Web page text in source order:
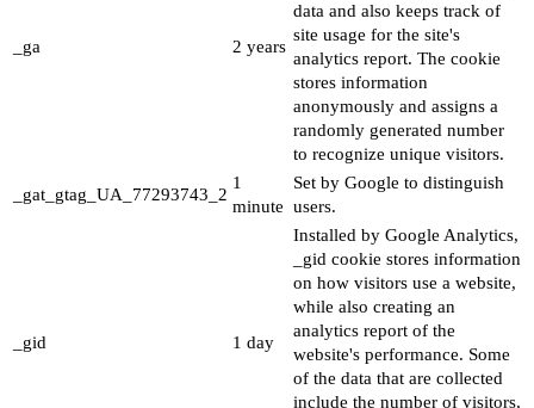
_ga 2 years
data and also keeps track of
site usage for the site's
analytics report. The cookie
stores information
anonymously and assigns a
randomly generated number
to recognize unique visitors.
_gat_gtag_UA_77293743_2
1
minute
Set by Google to distinguish
users.
_gid 1 day
Installed by Google Analytics,
_gid cookie stores information
on how visitors use a website,
while also creating an
analytics report of the
website's performance. Some
of the data that are collected
include the number of visitors,